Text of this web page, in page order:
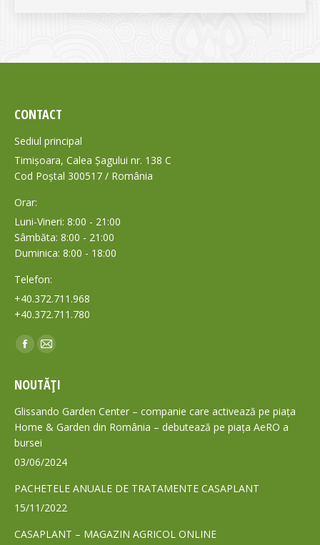
CONTACT
Sediul principal
Timișoara, Calea Șagului nr. 138 C
Cod Poștal 300517 / România
Orar:
Luni-Vineri: 8:00 - 21:00
Sâmbăta: 8:00 - 21:00
Duminica: 8:00 - 18:00
Telefon:
+40.372.711.968
+40.372.711.780
Find us on:
Facebook
opens
in
new
window
Mail
opens
in
new
NOUTĂȚI
Glissando Garden Center – companie care activează pe piața
Home & Garden din România – debutează pe piața AeRO a
bursei
03/06/2024
PACHETELE ANUALE DE TRATAMENTE CASAPLANT
15/11/2022
CASAPLANT – MAGAZIN AGRICOL ONLINE